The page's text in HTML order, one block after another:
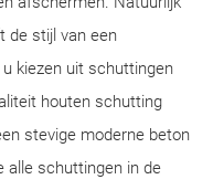
de stijl van een
u kiezen uit schuttingen
houten schutting
stevige moderne beton
alle schuttingen in de